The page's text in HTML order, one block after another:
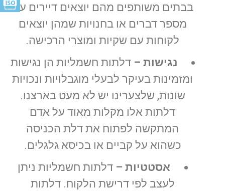
בבתים משותפים מהם יוצאים דיירים עם
מספר דברים או בחנויות שמהן יוצאים
לקוחות עם שקיות ומוצרי הרכישה.
נגישות – דלתות חשמליות הן נגישות
ומזמינות בעיקר לבעלי מוגבלויות ונכויות
שונות, שלצערינו יש לא מעט בארצנו.
דלתות אלו מקלות מאוד על אדם
המתקשה לפתוח את דלת הכניסה
כשהוא על קביים או בכיסא גלגלים.
אסטטיות – דלתות חשמליות ניתן
לעצב לפי דרישת הלקוח. דלתות